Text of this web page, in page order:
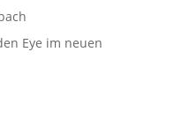
Eye im neuen